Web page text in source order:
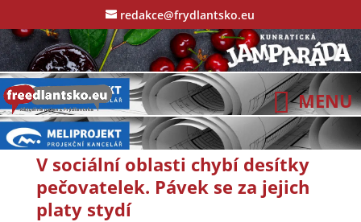
redakce@frydlantsko.eu
V sociální oblasti chybí desítky
pečovatelek. Pávek se za jejich
platy stydí